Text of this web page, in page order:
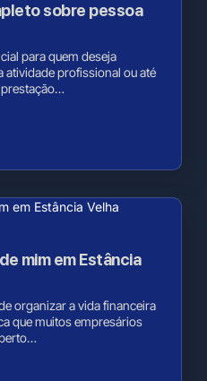
sobre pessoa
para quem deseja
atividade profissional ou até
mim em Estância
organizar a vida financeira
que muitos empresários